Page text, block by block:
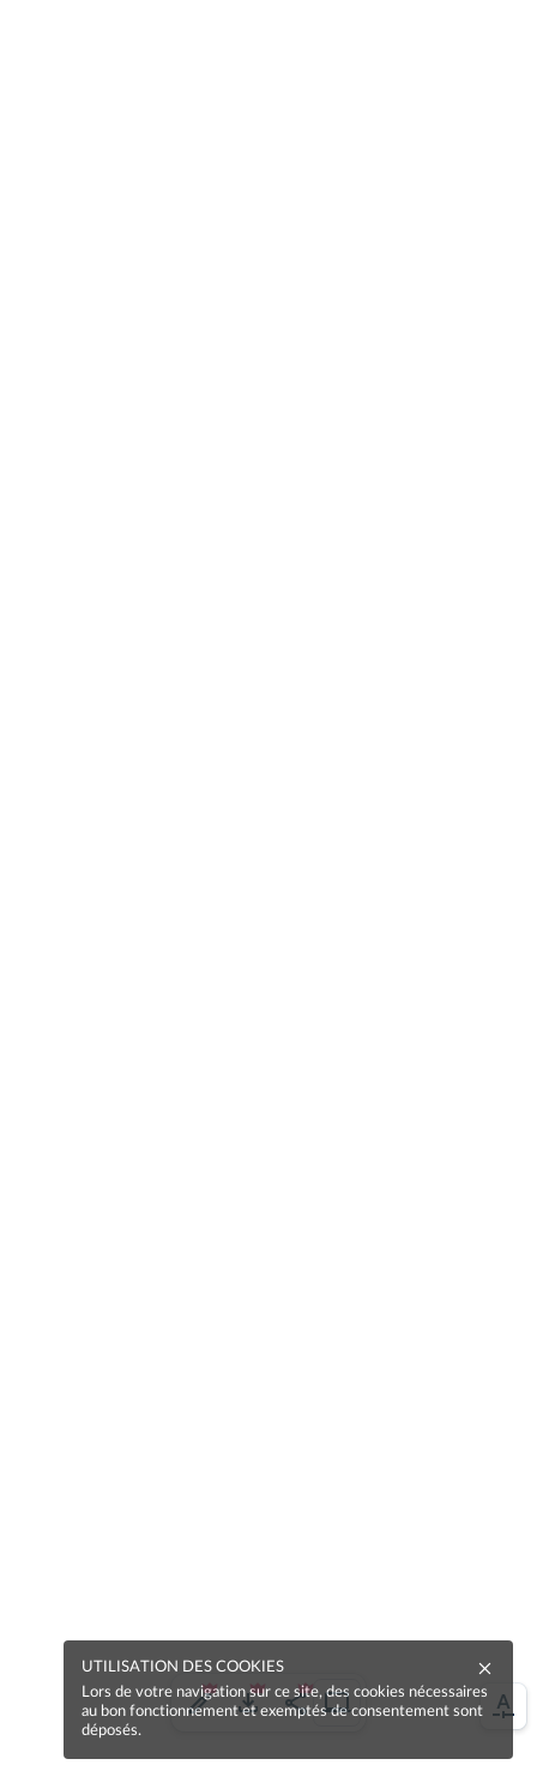
UTILISATION DES COOKIES
Lors de votre navigation sur ce site, des cookies nécessaires
au bon fonctionnement et exemptés de consentement sont
déposés.